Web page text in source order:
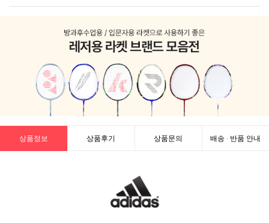
상품정보 상품후기 상품문의 배송 · 반품 안내